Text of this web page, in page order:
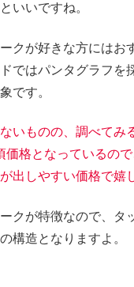
いいですね。
クが好きな方にはお
ではパンタグラフを
です。
いものの、調べてみ
価格となっているの
出しやすい価格で嬉
クが特徴なので、タ
構造となりますよ。